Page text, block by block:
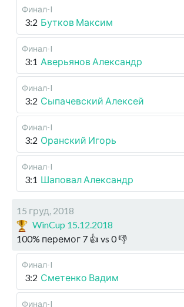
Финал-I
3:2 Бутков Максим
Финал-I
3:1 Аверьянов Александр
Финал-I
3:2 Сыпачевский Алексей
Финал-I
3:2 Оранский Игорь
Финал-I
3:1 Шаповал Александр
15 груд, 2018
WinCup 15.12.2018
100% перемог 7 👍 vs 0👎
Финал-I
3:2 Сметенко Вадим
Финал-I